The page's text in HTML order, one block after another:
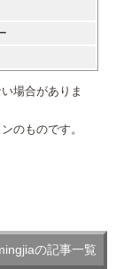
場合がありま
のものです。
の記事一覧